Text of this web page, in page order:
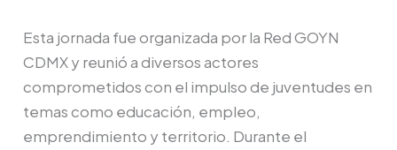
Esta jornada fue organizada por la Red GOYN
CDMX y reunió a diversos actores
comprometidos con el impulso de juventudes en
temas como educación, empleo,
emprendimiento y territorio. Durante el